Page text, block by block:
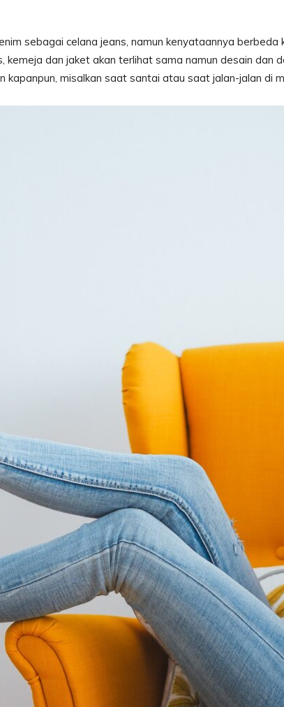
sebagai celana jeans, namun kenyataannya berbeda
kemeja dan jaket akan terlihat sama namun desain dan
kapanpun, misalkan saat santai atau saat jalan-jalan di